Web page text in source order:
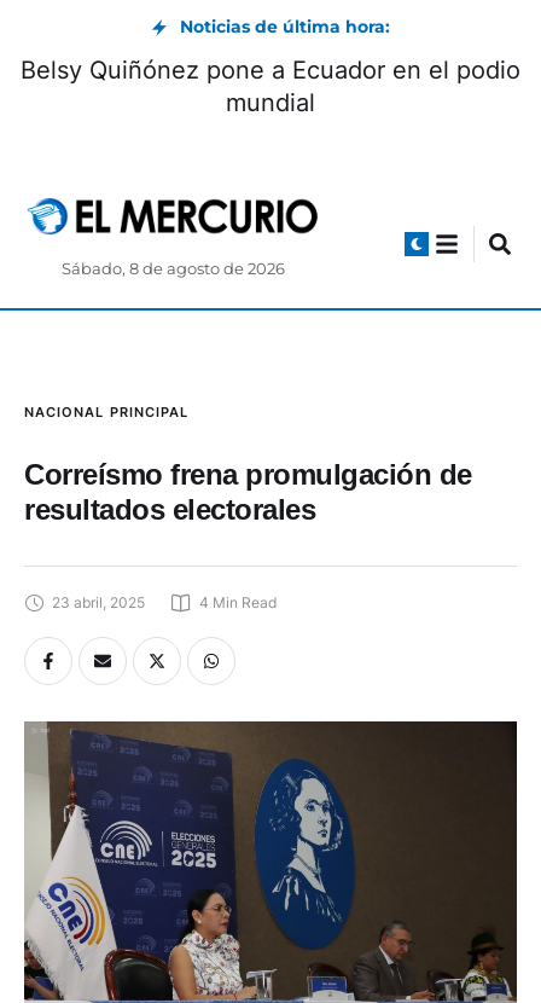
Noticias de última hora:
convoca a Club de
Belsy Quiñónez
Sábado, 8 de agosto de 2026
NACIONAL PRINCIPAL
Correísmo frena promulgación de
resultados electorales
23 abril, 2025 4 Min Read